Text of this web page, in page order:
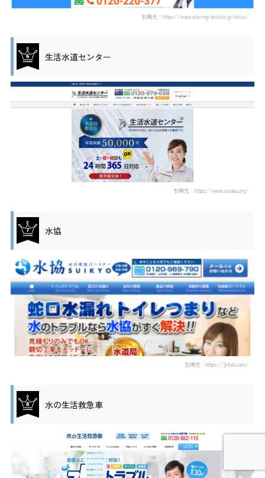
引用元：https://www.sharing-tech.co.jp/mizu/
生活水道センター
引用元：https://www.suidou.org/
水協
引用元：https://jkfals.com/
水の生活救急車